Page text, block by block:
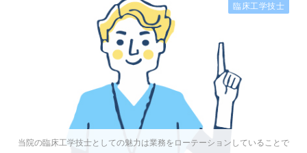
当院の臨床工学技士としての魅力は業務をローテーションしていることで
臨床工学技士